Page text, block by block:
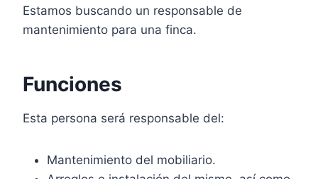
Estamos buscando un responsable de
mantenimiento para una finca.
Funciones
Esta persona será responsable del:
Mantenimiento del mobiliario.